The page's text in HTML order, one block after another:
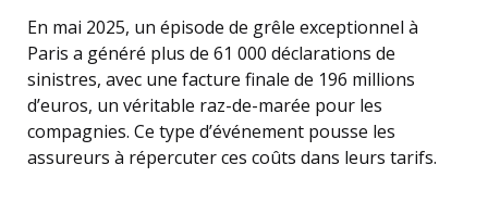
En mai 2025, un épisode de grêle exceptionnel à
Paris a généré plus de 61 000 déclarations de
sinistres, avec une facture finale de 196 millions
d’euros, un véritable raz-de-marée pour les
compagnies. Ce type d’événement pousse les
assureurs à répercuter ces coûts dans leurs tarifs.